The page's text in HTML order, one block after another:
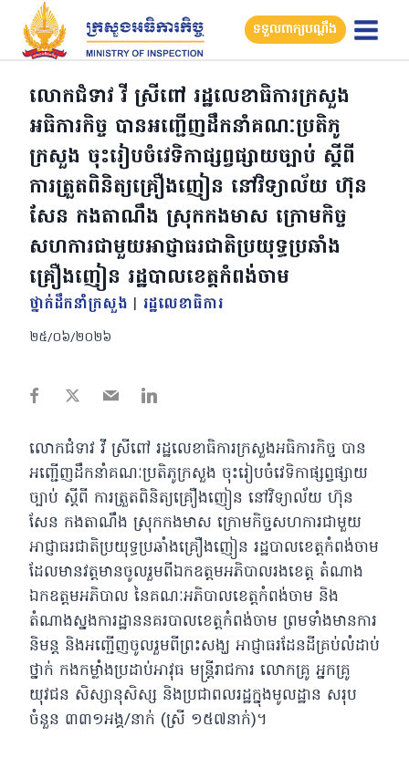
Skip
content
ទទួលពាក្យបណ្តឹង
លោកជំទាវ វី ស្រីពៅ រដ្ឋលេខាធិការក្រសួង
អធិការកិច្ច បានអញ្ជើញដឹកនាំគណៈប្រតិភូ
ក្រសួង ចុះរៀបចំវេទិកាផ្សព្វផ្សាយច្បាប់ ស្តីពី
ការត្រួតពិនិត្យគ្រឿងញៀន នៅវិទ្យាល័យ ហ៊ុន
សែន កងតាណឹង ស្រុកកងមាស ក្រោមកិច្ច
សហការជាមួយអាជ្ញាធរជាតិប្រយុទ្ធប្រឆាំង
គ្រឿងញៀន រដ្ឋបាលខេត្តកំពង់ចាម
ថ្នាក់ដឹកនាំក្រសួង | រដ្ឋលេខាធិការ
២៥/០៦/២០២៦
លោកជំទាវ វី ស្រីពៅ រដ្ឋលេខាធិការក្រសួងអធិការកិច្ច បាន
អញ្ជើញដឹកនាំគណៈប្រតិភូក្រសួង ចុះរៀបចំវេទិកាផ្សព្វផ្សាយ
ច្បាប់ ស្តីពី ការត្រួតពិនិត្យគ្រឿងញៀន នៅវិទ្យាល័យ ហ៊ុន
សែន កងតាណឹង ស្រុកកងមាស ក្រោមកិច្ចសហការជាមួយ
អាជ្ញាធរជាតិប្រយុទ្ធប្រឆាំងគ្រឿងញៀន រដ្ឋបាលខេត្តកំពង់ចាម
ដែលមានវត្តមានចូលរួមពីឯកឧត្ដមអភិបាលរងខេត្ត តំណាង
ឯកឧត្តមអភិបាល នៃគណៈអភិបាលខេត្តកំពង់ចាម និង
តំណាងស្នងការដ្ឋាននគរបាលខេត្តកំពង់ចាម ព្រមទាំងមានការ
និមន្ត និងអញ្ជើញចូលរួមពីព្រះសង្ឃ អាជ្ញាធរដែនដីគ្រប់លំដាប់
ថ្នាក់ កងកម្លាំងប្រដាប់អាវុធ មន្ដ្រីរាជការ លោកគ្រូ អ្នកគ្រូ
យុវជន សិស្សានុសិស្ស និងប្រជាពលរដ្ឋក្នុងមូលដ្ឋាន សរុប
ចំនួន ៣៣១អង្គ/នាក់ (ស្រី ១៥៧នាក់)។